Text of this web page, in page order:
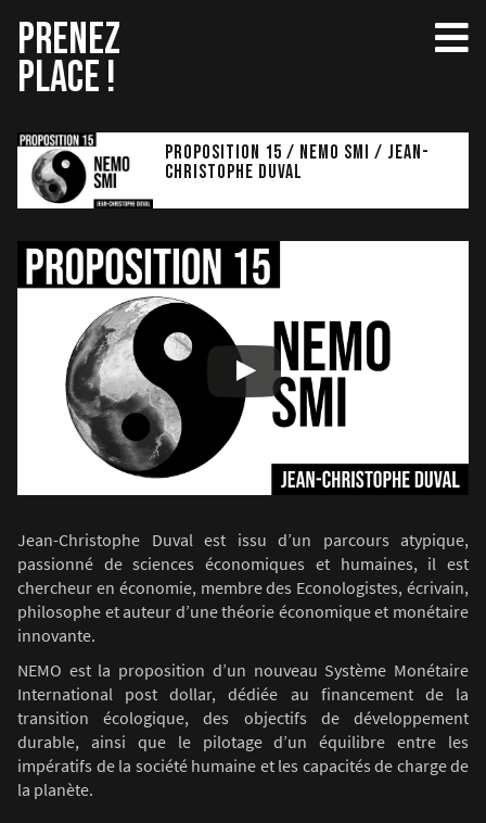
contenu
PRENEZ
PLACE !
Proposition 15 / NEMO SMI / Jean-
Christophe Duval
Jean-Christophe Duval est issu d’un parcours atypique,
passionné de sciences économiques et humaines, il est
chercheur en économie, membre des Econologistes, écrivain,
philosophe et auteur d’une théorie économique et monétaire
innovante.
NEMO est la proposition d’un nouveau Système Monétaire
International post dollar, dédiée au financement de la
transition écologique, des objectifs de développement
durable, ainsi que le pilotage d’un équilibre entre les
impératifs de la société humaine et les capacités de charge de
la planète.